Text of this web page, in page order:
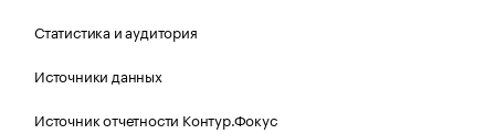
Статистика и аудитория
Источники данных
Источник отчетности Контур.Фокус